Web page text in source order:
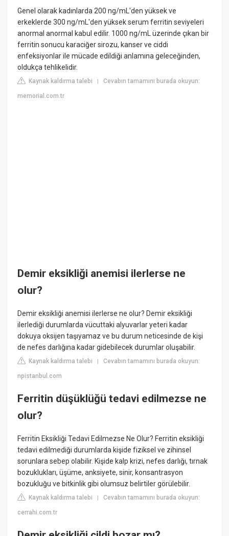
Genel olarak kadınlarda 200 ng/mL'den yüksek ve
erkeklerde 300 ng/mL'den yüksek serum ferritin seviyeleri
anormal anormal kabul edilir. 1000 ng/mL üzerinde çıkan bir
ferritin sonucu karaciğer sirozu, kanser ve ciddi
enfeksiyonlar ile mücade edildiği anlamına geleceğinden,
oldukça tehlikelidir.
Kaynak kaldırma talebi |Cevabın tamamını burada okuyun:
memorial.com.tr
Demir eksikliği anemisi ilerlerse ne
olur?
Demir eksikliği anemisi ilerlerse ne olur? Demir eksikliği
ilerlediği durumlarda vücuttaki alyuvarlar yeteri kadar
dokuya oksijen taşıyamaz ve bu durum neticesinde de kişi
de nefes darlığına kadar gidebilecek durumlar oluşabilir.
Kaynak kaldırma talebi |Cevabın tamamını burada okuyun:
npistanbul.com
Ferritin düşüklüğü tedavi edilmezse ne
olur?
Ferritin Eksikliği Tedavi Edilmezse Ne Olur? Ferritin eksikliği
tedavi edilmediği durumlarda kişide fiziksel ve zihinsel
sorunlara sebep olabilir. Kişide kalp krizi, nefes darlığı, tırnak
bozuklukları, üşüme, anksiyete, sinir, konsantrasyon
bozukluğu ve bitkinlik gibi olumsuz belirtiler görülebilir.
Kaynak kaldırma talebi |Cevabın tamamını burada okuyun:
cerrahi.com.tr